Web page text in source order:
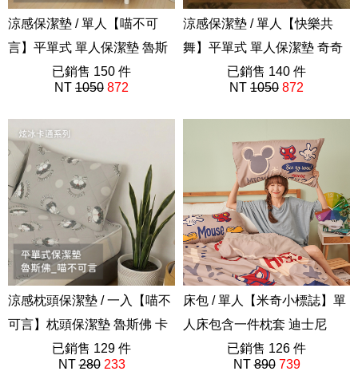
涼感保潔墊 / 單人【喵不可
言】平單式 單人保潔墊 魯斯
佛 卡通 炫冰系列
已銷售 150 件
NT 1050 872
涼感保潔墊 / 單人【快樂共
舞】平單式 單人保潔墊 奇奇
蒂蒂 卡通 炫冰系列
已銷售 140 件
NT 1050 872
涼感枕頭保潔墊 / 一入【喵不
可言】枕頭保潔墊 魯斯佛 卡
通 炫冰系列已銷售 129 件
NT280 233
床包 / 單人【米奇小標誌】單
人床包含一件枕套 迪士尼
ABE201已銷售 126 件
NT890 739